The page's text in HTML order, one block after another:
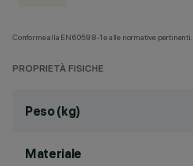
Conforme alla EN60598-1 e alle normative pertinenti.
PROPRIETÀ FISICHE
Peso (kg)
Materiale